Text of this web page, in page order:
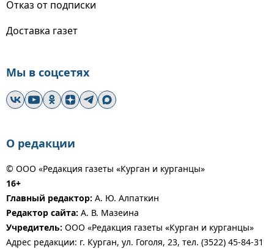
Отказ от подписки
Доставка газет
Мы в соцсетях
О редакции
© ООО «Редакция газеты «Курган и курганцы»
16+
Главный редактор: А. Ю. Алпаткин
Редактор сайта: А. В. Мазеина
Учредитель: ООО «Редакция газеты «Курган и курганцы»
Адрес редакции: г. Курган, ул. Гоголя, 23, тел. (3522) 45-84-31